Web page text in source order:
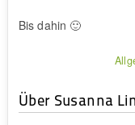
Bis dahin 🙂
Über Susanna